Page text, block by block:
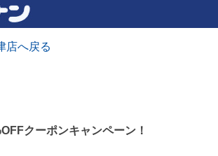
店へ戻る
クーポンキャンペーン！